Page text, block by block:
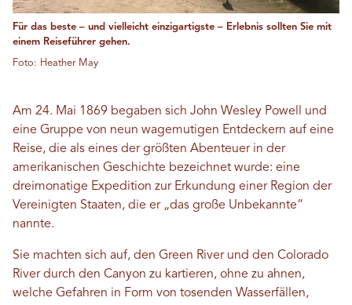
Für das beste – und vielleicht einzigartigste – Erlebnis sollten Sie mit
einem Reiseführer gehen.
Foto: Heather May
Am 24. Mai 1869 begaben sich John Wesley Powell und
eine Gruppe von neun wagemutigen Entdeckern auf eine
Reise, die als eines der größten Abenteuer in der
amerikanischen Geschichte bezeichnet wurde: eine
dreimonatige Expedition zur Erkundung einer Region der
Vereinigten Staaten, die er „das große Unbekannte“
nannte.
Sie machten sich auf, den Green River und den Colorado
River durch den Canyon zu kartieren, ohne zu ahnen,
welche Gefahren in Form von tosenden Wasserfällen,